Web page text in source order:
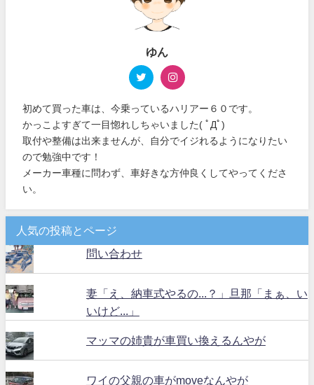
ゆん
初めて買った車は、今乗っているハリアー６０です。
かっこよすぎて一目惚れしちゃいました( ﾟДﾟ)
取付や整備は出来ませんが、自分でイジれるようになりたい
ので勉強中です！
メーカー車種に問わず、車好きな方仲良くしてやってくださ
い。
人気の投稿とページ
問い合わせ
妻「え、納車式やるの...？」旦那「まぁ、い
いけど...」
マッマの姉貴が車買い換えるんやが
ワイの父親の車がmoveなんやが